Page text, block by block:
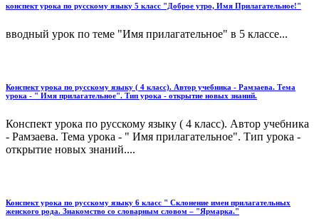
конспект урока по русскому языку 5 класс "Доброе утро, Имя Прилагательное!"
вводный урок по теме "Имя прилагательное" в 5 классе...
Конспект урока по русскому языку ( 4 класс). Автор учебника - Рамзаева. Тема
урока - " Имя прилагательное". Тип урока - открытие новых знаний.
Конспект урока по русскому языку ( 4 класс). Автор учебника
- Рамзаева. Тема урока - " Имя прилагательное". Тип урока -
открытие новых знаний....
Конспект урока по русскому языку 6 класс " Склонение имен прилагательных
женского рода. Знакомство со словарным словом – "Ярмарка."